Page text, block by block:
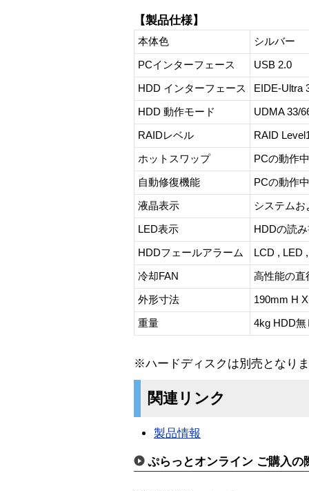
【製品仕様】
本体色 シルバー
PCインターフェース USB 2.0
HDD インターフェース EIDE-Ultra
HDD 動作モード UDMA 33/
RAIDレベル RAID
ホットスワップ PCの動作
自動修復機能 PCの動作
液晶表示 システムお
LED表示 HDDの読
HDDフェールアラーム LCD , LED
冷却FAN 高性能の直
外形寸法 190mm H
重量 4kg HDD無
※ハードディスクは別売となり
関連リンク
製品情報
ぷらっとオンライン ご購入の